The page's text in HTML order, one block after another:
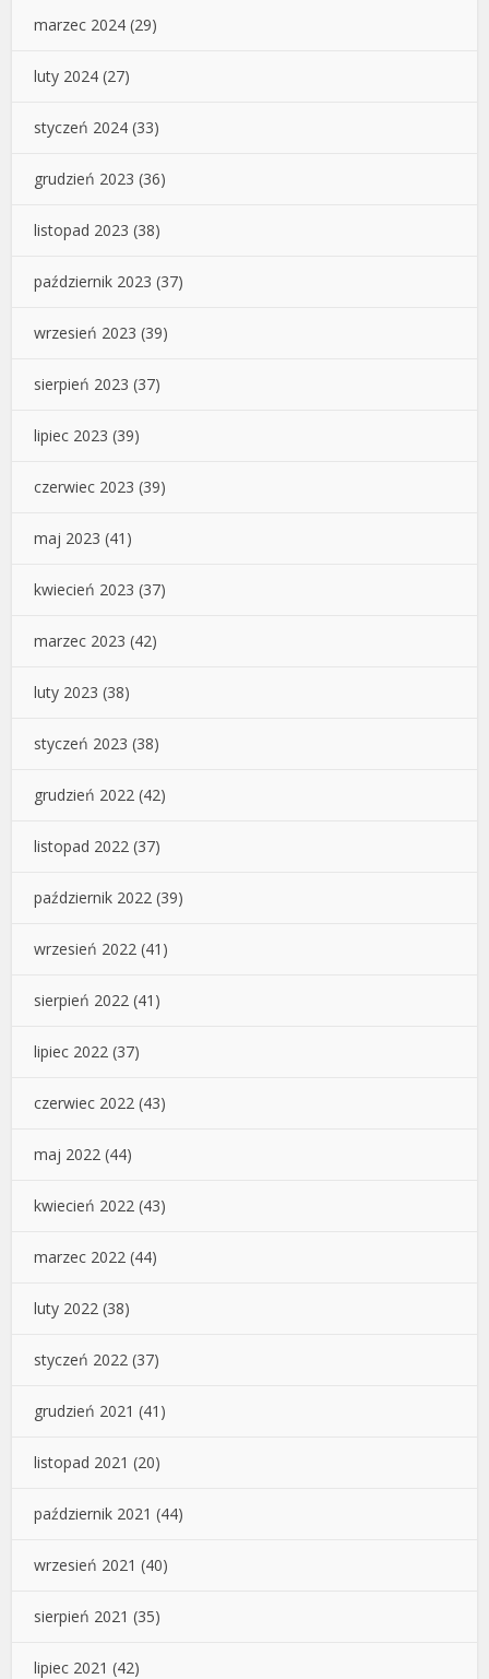
marzec 2024 (29)
luty 2024 (27)
styczeń 2024 (33)
grudzień 2023 (36)
listopad 2023 (38)
październik 2023 (37)
wrzesień 2023 (39)
sierpień 2023 (37)
lipiec 2023 (39)
czerwiec 2023 (39)
maj 2023 (41)
kwiecień 2023 (37)
marzec 2023 (42)
luty 2023 (38)
styczeń 2023 (38)
grudzień 2022 (42)
listopad 2022 (37)
październik 2022 (39)
wrzesień 2022 (41)
sierpień 2022 (41)
lipiec 2022 (37)
czerwiec 2022 (43)
maj 2022 (44)
kwiecień 2022 (43)
marzec 2022 (44)
luty 2022 (38)
styczeń 2022 (37)
grudzień 2021 (41)
listopad 2021 (20)
październik 2021 (44)
wrzesień 2021 (40)
sierpień 2021 (35)
lipiec 2021 (42)